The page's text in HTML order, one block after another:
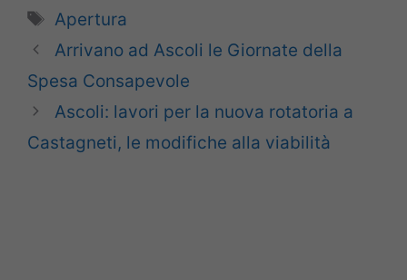
Tag
Apertura
Arrivano ad Ascoli le Giornate della
Spesa Consapevole
Ascoli: lavori per la nuova rotatoria a
Castagneti, le modifiche alla viabilità